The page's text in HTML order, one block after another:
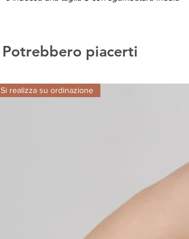
Potrebbero piacerti
Si realizza su ordinazione